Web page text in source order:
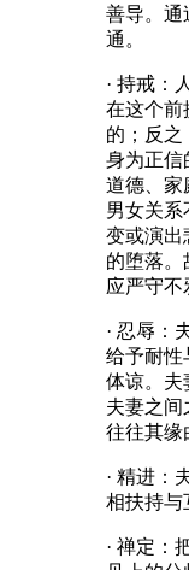
善导。通
通。
· 持戒：
在这个前
的；反之
身为正信
道德、家
男女关系
变或演出
的堕落。
应严守不
· 忍辱：
给予耐性
体谅。夫
夫妻之间
往往其缘
· 精进：
相扶持与
· 禅定：